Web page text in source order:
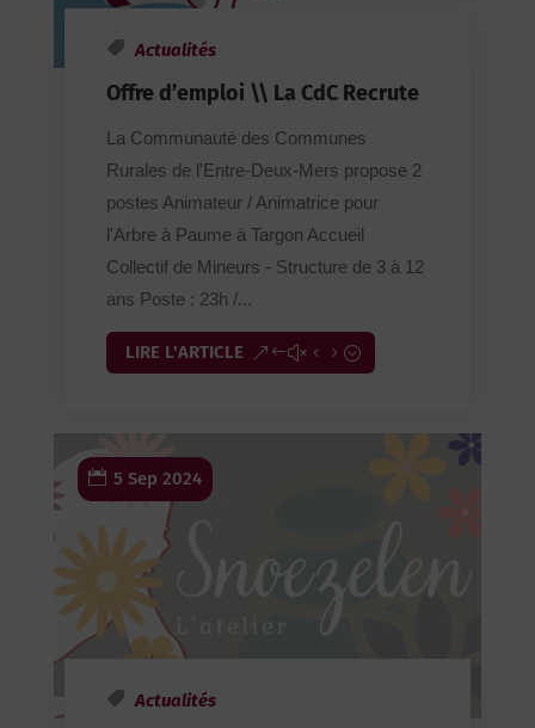
Actualités
Offre d’emploi \\ La CdC Recrute
La Communauté des Communes
Rurales de l'Entre-Deux-Mers propose 2
postes Animateur / Animatrice pour
l'Arbre à Paume à Targon Accueil
Collectif de Mineurs - Structure de 3 à 12
ans Poste : 23h /...
LIRE L'ARTICLE
5 Sep 2024
Actualités